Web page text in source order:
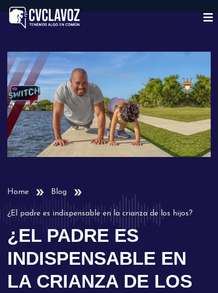
Home Blog
¿El padre es indispensable en la crianza de los hijos?
¿EL PADRE ES
INDISPENSABLE EN
LA CRIANZA DE LOS